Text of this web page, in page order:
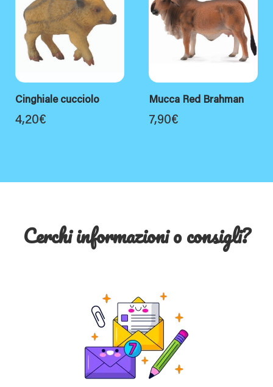
Cinghiale cucciolo
4,20€
Mucca Red Brahman
7,90€
Cerchi informazioni o consigli?